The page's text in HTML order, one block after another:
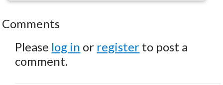
Comments
Please log in or register to post a
comment.